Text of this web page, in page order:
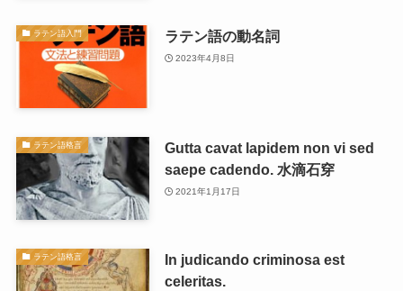
ラテン語入門 ラテン語の動名詞
2023年4月8日
ラテン語格言
Gutta cavat lapidem non vi sed
saepe cadendo. 水滴石穿
2021年1月17日
ラテン語格言
In judicando criminosa est
celeritas.